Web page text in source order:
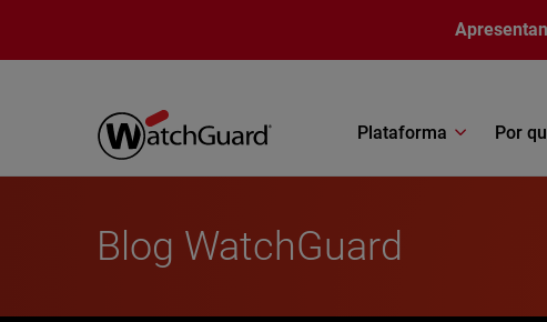
Plataforma Por
Blog WatchGuard